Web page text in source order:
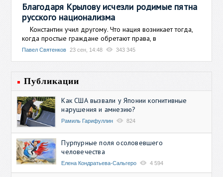
Благодаря Крылову исчезли родимые пятна
русского национализма
Константин учил другому. Что нация возникает тогда,
когда простые граждане обретают права, в
Павел Святенков 23 сен, 14:48 343 345
Публикации
Как США вызвали у Японии когнитивные
нарушения и амнезию?
Рамиль Гарифуллин 824
Пурпурные поля осоловевшего
человечества
Елена Кондратьева-Сальгеро 4 594